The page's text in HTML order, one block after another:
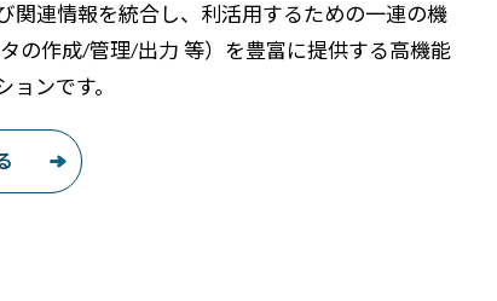
関連情報を統合し、利活用するための一連の機
の作成/管理/出力 等）を豊富に提供する高機能
ンです。